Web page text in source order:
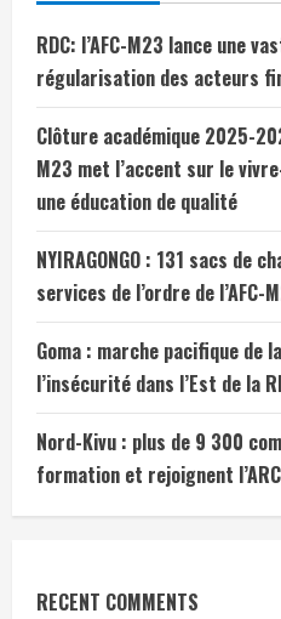
RDC: l’AFC-M23 lance une
régularisation des acteurs
Clôture académique 2025-
M23 met l’accent sur le
une éducation de qualité
NYIRAGONGO : 131 sacs de
services de l’ordre de l’AFC-
Goma : marche pacifique de
l’insécurité dans l’Est de la
Nord-Kivu : plus de 9 300
formation et rejoignent l’ARC
RECENT COMMENTS